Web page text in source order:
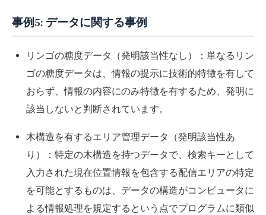
事例5: データに関する事例
リンゴの糖度データ（発明該当性なし）：単なるリン
ゴの糖度データは、情報の提示に技術的特徴を有して
おらず、情報の内容にのみ特徴を有するため、発明に
該当しないと判断されています。
木構造を有するエリア管理データ（発明該当性あ
り）：特定の木構造を持つデータで、検索キーとして
入力された現在位置情報を包含する配信エリアの特定
を可能とするものは、データの構造がコンピュータに
よる情報処理を規定するという点でプログラムに類似